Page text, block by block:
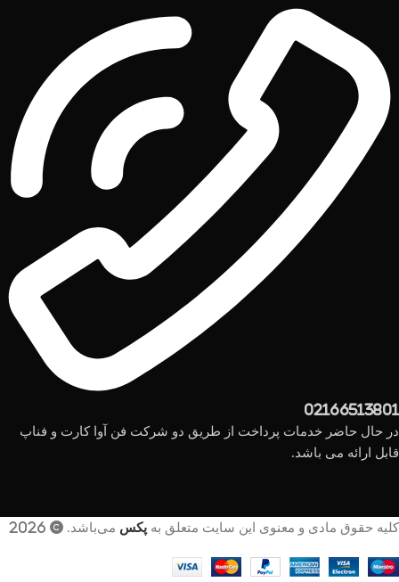
02166513801
در حال حاضر خدمات پرداخت از طریق دو شرکت فن آوا کارت و فناپ
قابل ارائه می باشد.
کلیه حقوق مادی و معنوی این سایت متعلق به پکس می‌باشد. © 2026